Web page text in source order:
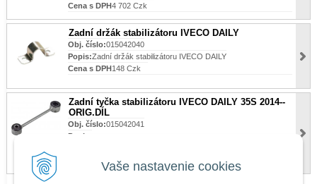
Vaše nastavenie cookies
Cena s DPH4 702 Czk
Zadní držák stabilizátoru IVECO DAILY
Obj. číslo:015042040
Popis:Zadní držák stabilizátoru IVECO DAILY
Cena s DPH148 Czk
Zadní tyčka stabilizátoru IVECO DAILY 35S 2014--
ORIG.DÍL
Obj. číslo:015042041
Popis:
1 220 Czk